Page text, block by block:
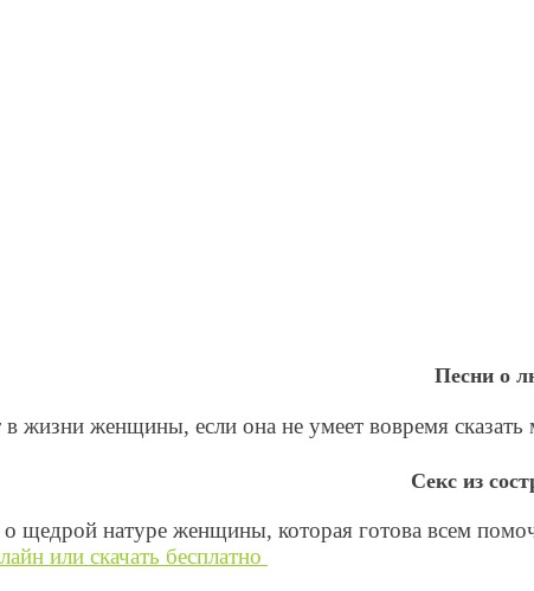
Песни о
жизни женщины, если она не умеет вовремя
Секс из
натуре женщины, которая готова всем
или скачать бесплатно